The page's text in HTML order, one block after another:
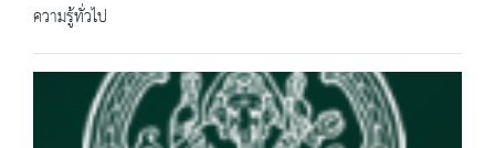
ความรู้ทั่วไป